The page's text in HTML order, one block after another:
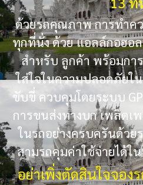
ด้วยรถคุณภาพ การทำค
ทุกที่นั่ง ด้วย แอลล์กอฮอ
สำหรับ ลูกค้า พร้อมกา
ใส่ใจในความปลอดภัยใ
ขับขี่ ควบคุมโดยระบบ
การขนส่งทางบก เพลิดเ
ในรถอย่างครบครันด้ว
สามรถคุมค่าใช้จ่ายได้ใ
อย่าเพิ่งตัดสินใจจอง